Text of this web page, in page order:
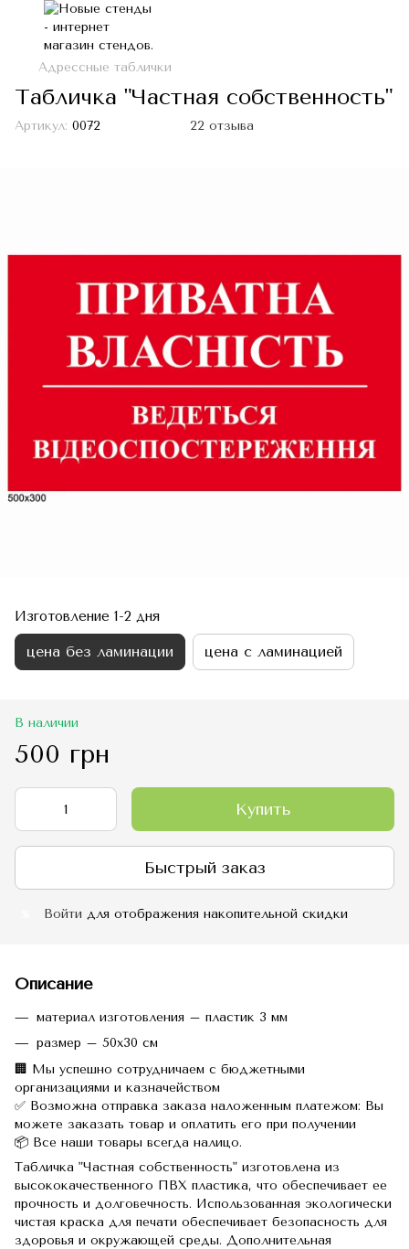
Адрессные таблички
Табличка "Частная собственность"
Артикул: 0072 22 отзыва
Изготовление 1-2 дня
цена без ламинации цена с ламинацией
В наличии
500 грн
Купить
Быстрый заказ
Войти для отображения накопительной скидки
Описание
материал изготовления – пластик 3 мм
размер – 50х30 см
🏢 Мы успешно сотрудничаем с бюджетными
организациями и казначейством
✅ Возможна отправка заказа наложенным платежом: Вы
можете заказать товар и оплатить его при получении
📦 Все наши товары всегда налицо.
Табличка "Частная собственность" изготовлена из
высококачественного ПВХ пластика, что обеспечивает ее
прочность и долговечность. Использованная экологически
чистая краска для печати обеспечивает безопасность для
здоровья и окружающей среды. Дополнительная